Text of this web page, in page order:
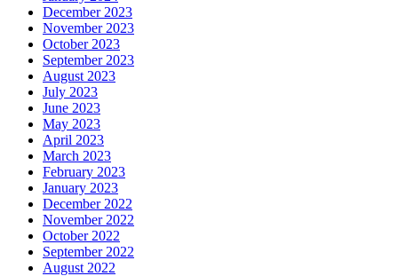
December 2023
November 2023
October 2023
September 2023
August 2023
July 2023
June 2023
May 2023
April 2023
March 2023
February 2023
January 2023
December 2022
November 2022
October 2022
September 2022
August 2022